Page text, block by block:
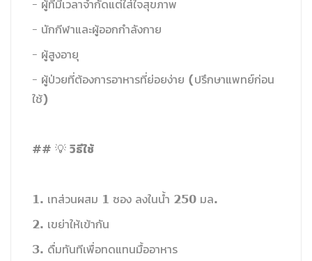
- ผู้ที่มีเวลาจำกัดแต่ใส่ใจสุขภาพ
- นักกีฬาและผู้ออกกำลังกาย
- ผู้สูงอายุ
- ผู้ป่วยที่ต้องการอาหารที่ย่อยง่าย (ปรึกษาแพทย์ก่อน
ใช้)
## 💡 วิธีใช้
1. เทส่วนผสม 1 ซอง ลงในน้ำ 250 มล.
2. เขย่าให้เข้ากัน
3. ดื่มทันทีเพื่อทดแทนมื้ออาหาร